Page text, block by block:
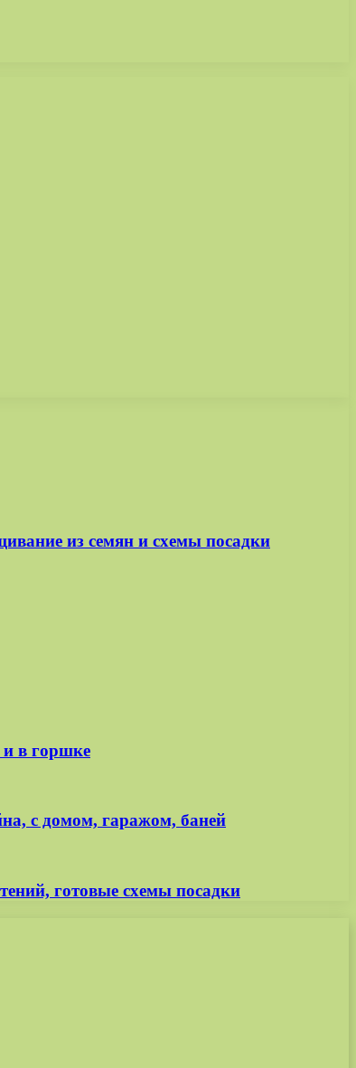
из семян и схемы посадки
и в горшке
с домом, гаражом, баней
готовые схемы посадки